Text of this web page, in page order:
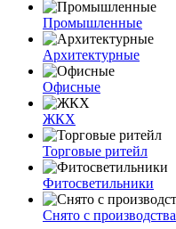
Промышленные
Архитектурные
Офисные
ЖКХ
Торговые ритейл
Фитосветильники
Снято с производства